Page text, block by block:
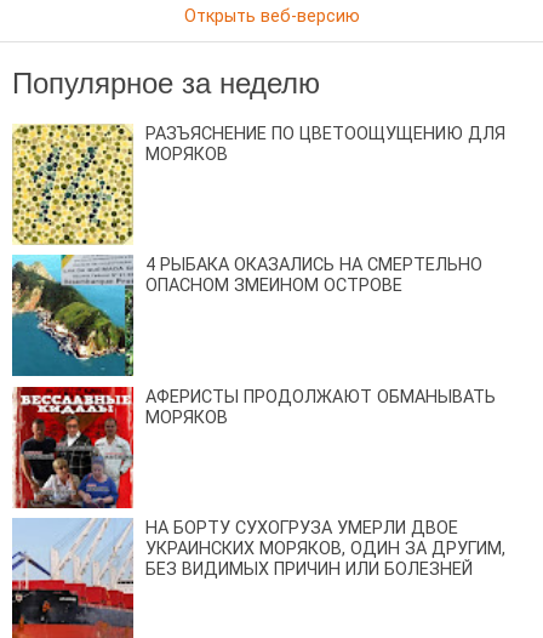
Открыть веб-версию
Популярное за неделю
РАЗЪЯСНЕНИЕ ПО ЦВЕТООЩУЩЕНИЮ ДЛЯ
МОРЯКОВ
4 РЫБАКА ОКАЗАЛИСЬ НА СМЕРТЕЛЬНО
ОПАСНОМ ЗМЕИНОМ ОСТРОВЕ
АФЕРИСТЫ ПРОДОЛЖАЮТ ОБМАНЫВАТЬ
МОРЯКОВ
НА БОРТУ СУХОГРУЗА УМЕРЛИ ДВОЕ
УКРАИНСКИХ МОРЯКОВ, ОДИН ЗА ДРУГИМ,
БЕЗ ВИДИМЫХ ПРИЧИН ИЛИ БОЛЕЗНЕЙ